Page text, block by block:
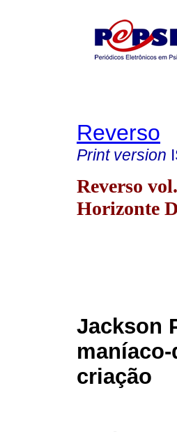
Reverso
Print version
Reverso
Horizonte
Jackson
criação